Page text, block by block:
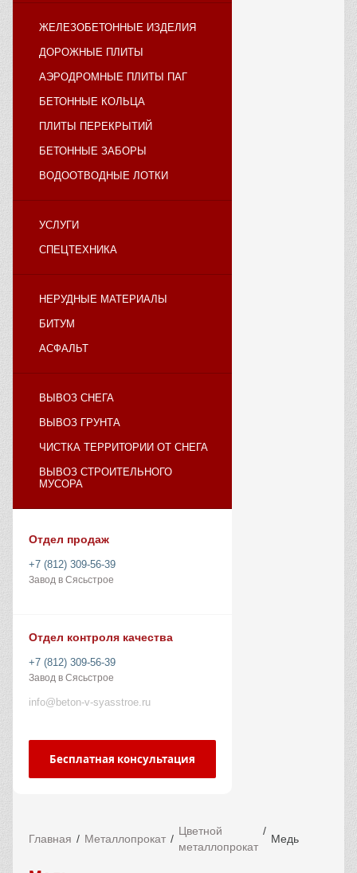
ЖЕЛЕЗОБЕТОННЫЕ ИЗДЕЛИЯ
ДОРОЖНЫЕ ПЛИТЫ
АЭРОДРОМНЫЕ ПЛИТЫ ПАГ
БЕТОННЫЕ КОЛЬЦА
ПЛИТЫ ПЕРЕКРЫТИЙ
БЕТОННЫЕ ЗАБОРЫ
ВОДООТВОДНЫЕ ЛОТКИ
УСЛУГИ
СПЕЦТЕХНИКА
НЕРУДНЫЕ МАТЕРИАЛЫ
БИТУМ
АСФАЛЬТ
ВЫВОЗ СНЕГА
ВЫВОЗ ГРУНТА
ЧИСТКА ТЕРРИТОРИИ ОТ СНЕГА
ВЫВОЗ СТРОИТЕЛЬНОГО
МУСОРА
Отдел продаж
+7 (812) 309-56-39
Завод в Сясьстрое
Отдел контроля качества
+7 (812) 309-56-39
Завод в Сясьстрое
info@beton-v-syasstroe.ru
Бесплатная консультация
Главная Металлопрокат
Цветной
металлопрокат
Медь